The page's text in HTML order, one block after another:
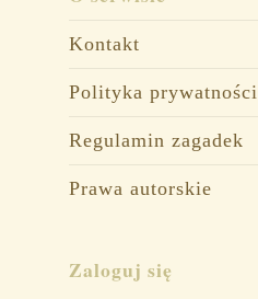
Kontakt
Polityka prywatności
Regulamin zagadek
Prawa autorskie
Zaloguj się